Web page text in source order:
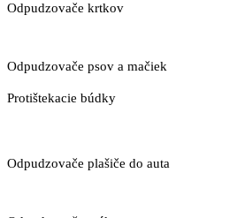
Odpudzovače krtkov
Odpudzovače psov a mačiek
Protištekacie búdky
Odpudzovače plašiče do auta